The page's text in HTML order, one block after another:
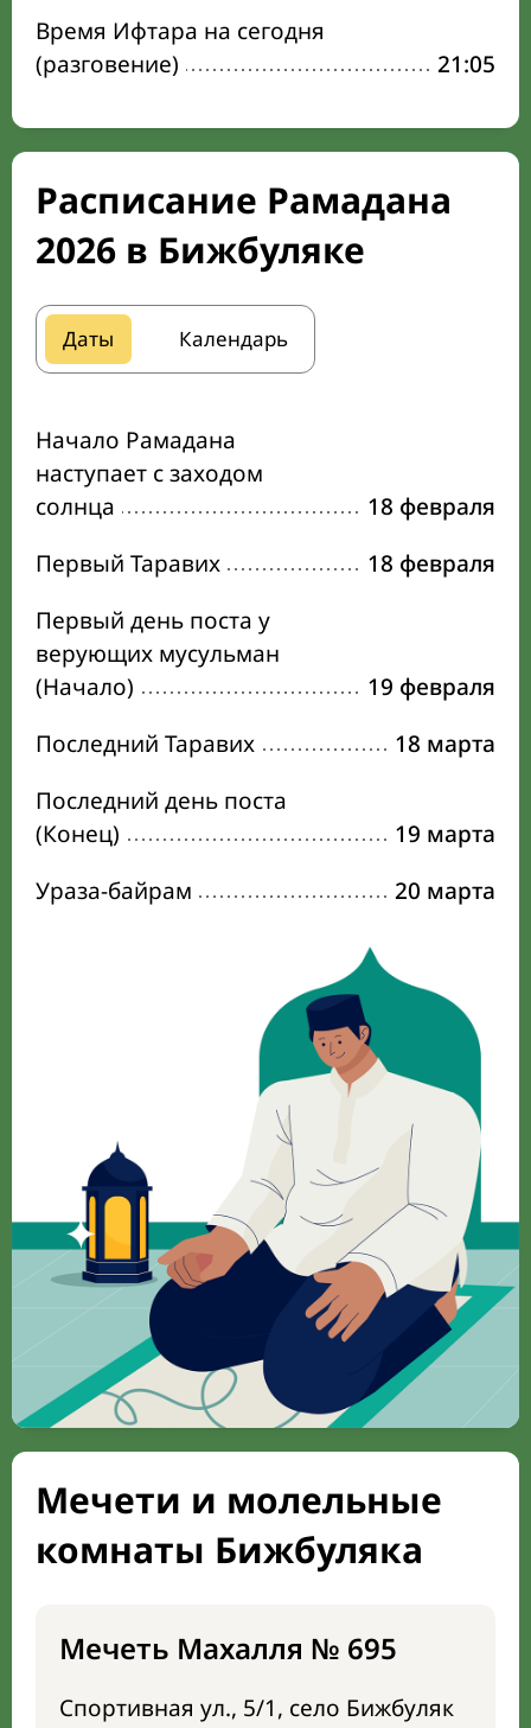
Время Ифтара на сегодня
(разговение)
21:05
Расписание Рамадана
2026 в Бижбуляке
Даты Календарь
Начало Рамадана
наступает с заходом
солнца
18 февраля
Первый Таравих
18 февраля
Первый день поста у
верующих мусульман
(Начало)
19 февраля
Последний Таравих
18 марта
Последний день поста
(Конец)
19 марта
Ураза-байрам
20 марта
Мечети и молельные
комнаты Бижбуляка
Мечеть Махалля № 695
Спортивная ул., 5/1, село Бижбуляк